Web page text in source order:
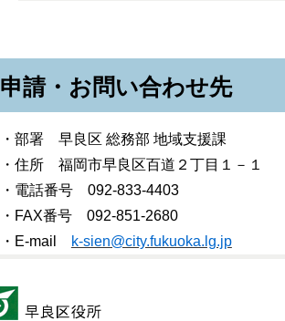
申請・お問い合わせ先
・部署 早良区 総務部 地域支援課
・住所 福岡市早良区百道２丁目１－１
・電話番号 092-833-4403
・FAX番号 092-851-2680
・E-mail
k-sien@city.fukuoka.lg.jp